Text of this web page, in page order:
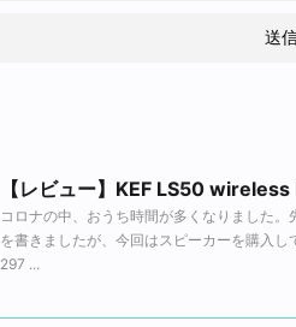
【レビュー】KEF LS50
コロナの中、おうち時間が多くなりました
を書きましたが、今回はスピーカーを購入
297 ...